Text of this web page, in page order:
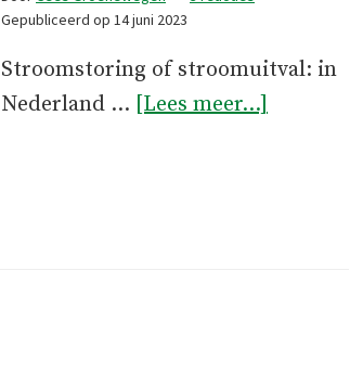
Gepubliceerd op 14 juni 2023
Stroomstoring of stroomuitval: in
Nederland … [Lees meer...]